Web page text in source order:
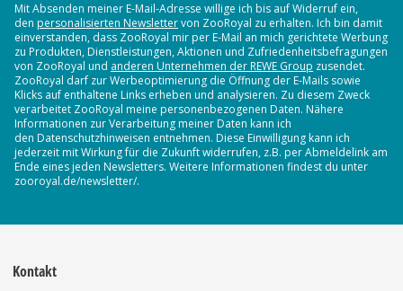
Mit Absenden meiner E-Mail-Adresse willige ich bis auf Widerruf ein,
den personalisierten Newslettervon ZooRoyal zu erhalten. Ich bin damit
einverstanden, dass ZooRoyal mir per E-Mail an mich gerichtete Werbung
zu Produkten, Dienstleistungen, Aktionen und Zufriedenheitsbefragungen
von ZooRoyal und anderen Unternehmen der REWE Group zusendet.
ZooRoyal darf zur Werbeoptimierung die Öffnung der E-Mails sowie
Klicks auf enthaltene Links erheben und analysieren. Zu diesem Zweck
verarbeitet ZooRoyal meine personenbezogenen Daten. Nähere
Informationen zur Verarbeitung meiner Daten kann ich
den Datenschutzhinweisen entnehmen. Diese Einwilligung kann ich
jederzeit mit Wirkung für die Zukunft widerrufen, z.B. per Abmeldelink am
Ende eines jeden Newsletters. Weitere Informationen findest du unter
zooroyal.de/newsletter/.
Kontakt